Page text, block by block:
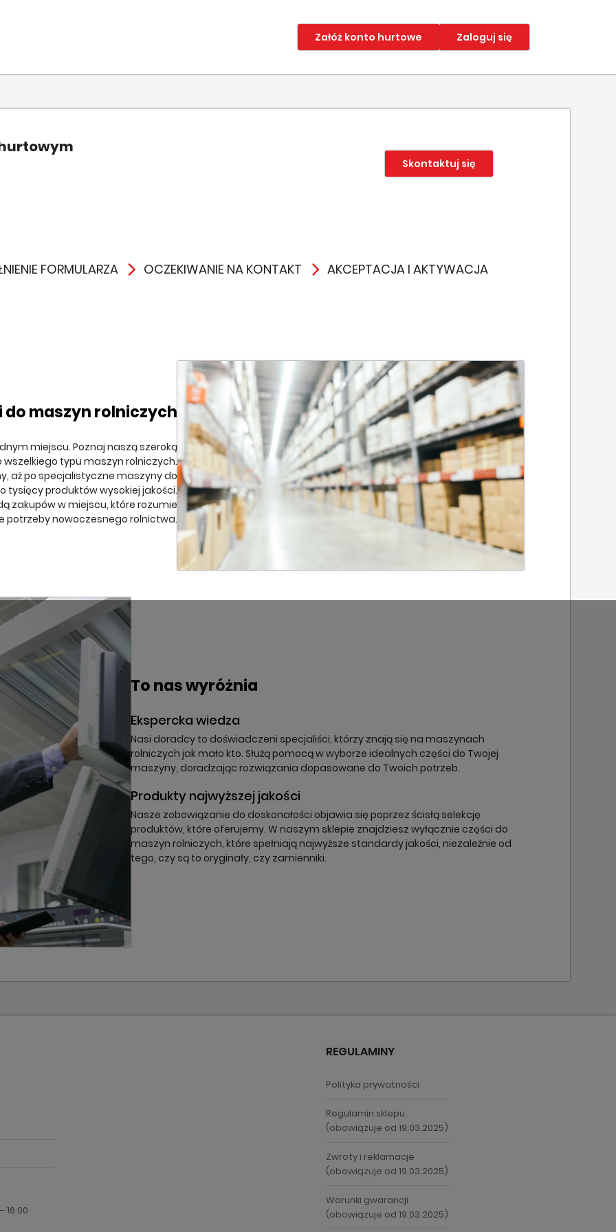
Załóż konto hurtowe Zaloguj się
Skontaktuj się
FORMULARZA OCZEKIWANIE NA KONTAKT AKCEPTACJA I AKTYWACJA
do maszyn rolniczych
miejscu. Poznaj naszą szeroką
typu maszyn rolniczych.
aż po specjalistyczne maszyny do
produktów wysokiej jakości.
zakupów w miejscu, które rozumie
potrzeby nowoczesnego rolnictwa.
To nas wyróżnia
Ekspercka wiedza
Nasi doradcy to doświadczeni specjaliści, którzy znają się na maszynach
rolniczych jak mało kto. Służą pomocą w wyborze idealnych części do Twojej
maszyny, doradzając rozwiązania dopasowane do Twoich potrzeb.
Produkty najwyższej jakości
Nasze zobowiązanie do doskonałości objawia się poprzez ścisłą selekcję
produktów, które oferujemy. W naszym sklepie znajdziesz wyłącznie części do
maszyn rolniczych, które spełniają najwyższe standardy jakości, niezależnie od
tego, czy są to oryginały, czy zamienniki.
16:00
REGULAMINY
Polityka prywatności
Regulamin sklepu
(obowiązuje od 19.03.2025)
Zwroty i reklamacje
(obowiązuje od 19.03.2025)
Warunki gwarancji
(obowiązuje od 19.03.2025)
((modalDeleteText))
listę ulubionych
listy ulubionych
Zapisz
się
być zalogowany by zapisać produkty na swojej liście życzeń.
Zaloguj się